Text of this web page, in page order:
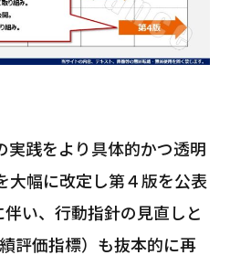
実践をより具体的かつ透明
大幅に改定し第４版を公表
い、行動指針の見直しと
評価指標）も抜本的に再